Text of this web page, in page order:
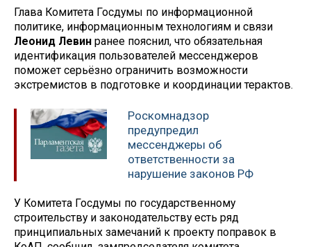
Глава Комитета Госдумы по информационной
политике, информационным технологиям и связи
Леонид Левин ранее пояснил, что обязательная
идентификация пользователей мессенджеров
поможет серьёзно ограничить возможности
экстремистов в подготовке и координации терактов.
Роскомнадзор
предупредил
мессенджеры об
ответственности за
нарушение законов РФ
У Комитета Госдумы по государственному
строительству и законодательству есть ряд
принципиальных замечаний к проекту поправок в